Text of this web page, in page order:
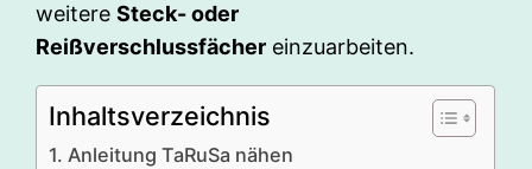
weitereSteck- oder
Reißverschlussfächer einzuarbeiten.
Inhaltsverzeichnis
Anleitung TaRuSa nähen